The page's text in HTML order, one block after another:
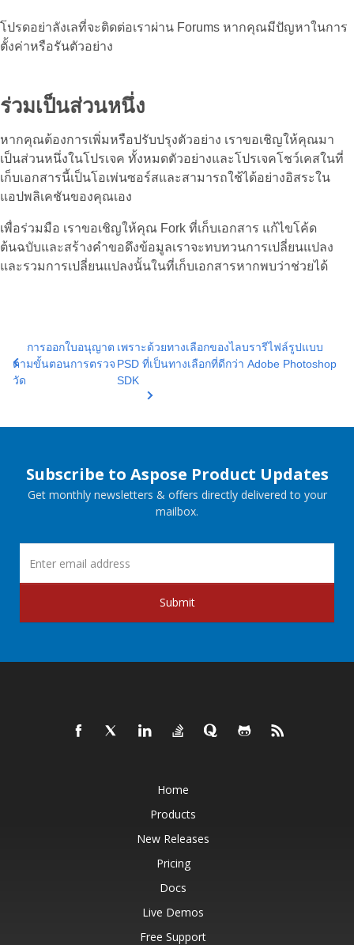
โปรดอย่าลังเลที่จะติดต่อเราผ่าน Forums หากคุณมีปัญหาในการ
ตั้งค่าหรือรันตัวอย่าง
ร่วมเป็นส่วนหนึ่ง
หากคุณต้องการเพิ่มหรือปรับปรุงตัวอย่าง เราขอเชิญให้คุณมา
เป็นส่วนหนึ่งในโปรเจค ทั้งหมดตัวอย่างและโปรเจคโชว์เคสในที่
เก็บเอกสารนี้เป็นโอเพ่นซอร์สและสามารถใช้ได้อย่างอิสระใน
แอปพลิเคชันของคุณเอง
เพื่อร่วมมือ เราขอเชิญให้คุณ Fork ที่เก็บเอกสาร แก้ไขโค้ด
ต้นฉบับและสร้างคำขอดึงข้อมูลเราจะทบทวนการเปลี่ยนแปลง
และรวมการเปลี่ยนแปลงนั้นในที่เก็บเอกสารหากพบว่าช่วยได้
การออกใบอนุญาต
ตามขั้นตอนการตรวจ
วัด
เพราะด้วยทางเลือกของไลบรารีไฟล์รูปแบบ
PSD ที่เป็นทางเลือกที่ดีกว่า Adobe Photoshop
SDK
Subscribe to Aspose Product Updates
Get monthly newsletters & offers directly delivered to your
mailbox.
Submit
Home
Products
New Releases
Pricing
Docs
Live Demos
Free Support